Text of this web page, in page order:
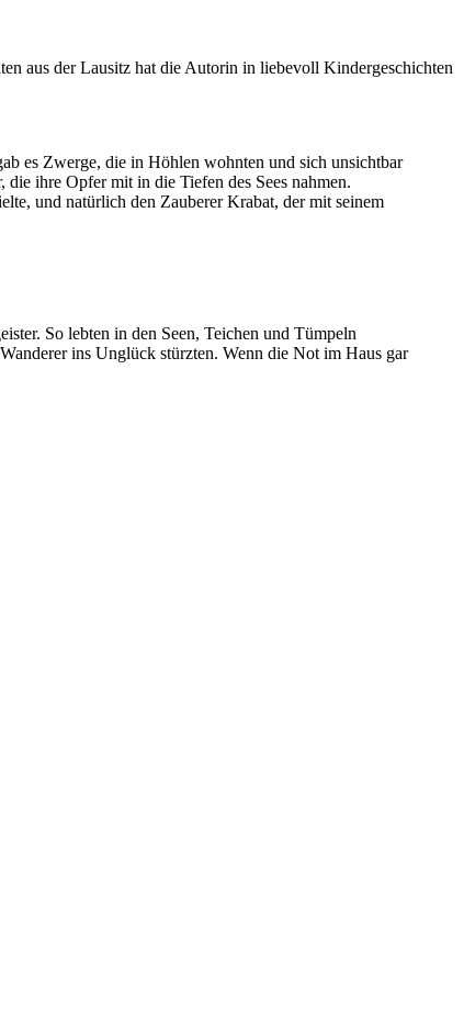
aus der Lausitz hat die Autorin in liebevoll Kindergeschichten
es Zwerge, die in Höhlen wohnten und sich unsichtbar
ihre Opfer mit in die Tiefen des Sees nahmen.
und natürlich den Zauberer Krabat, der mit seinem
So lebten in den Seen, Teichen und Tümpeln
ins Unglück stürzten. Wenn die Not im Haus gar